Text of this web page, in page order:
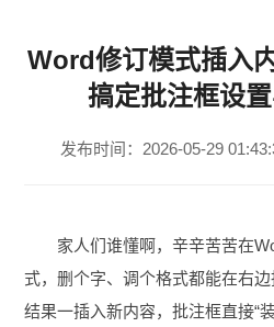
Word修订模式插入
搞定批注框设
发布时间：2026-05-29
家人们谁懂啊，辛辛苦苦在
式，删个字、调个格式都能在右边
结果一插入新内容，批注框直接